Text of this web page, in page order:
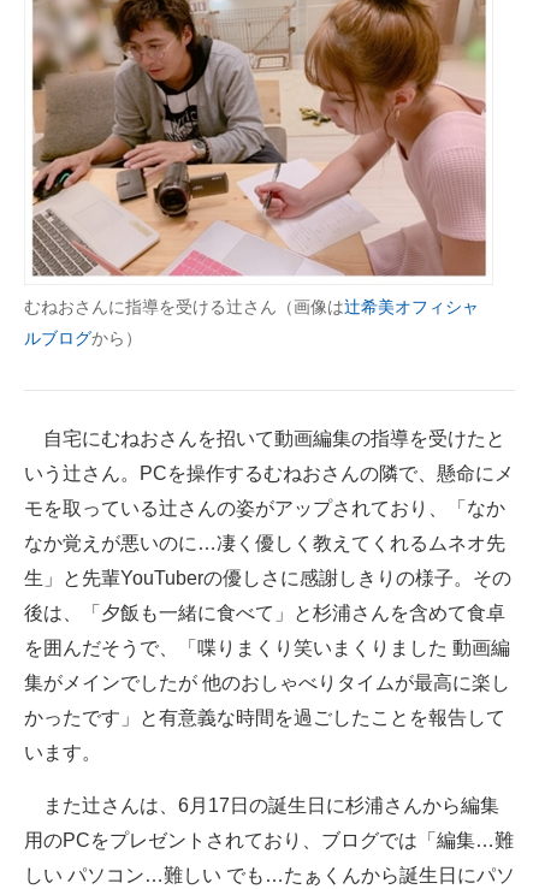
企業ITのトレンドを詳説
経営リーダーのコミュニティ
マーケ×ITの今がよく分かる
ITエンジニア向け専門サイト
企業向けIT製品の総合サイト
IT製品の技術・比較・事例
製造業のIT導入・活用を支援
電子設計の基本と応用
建設×テクノロジーの最前線
ちょっと気になるネットの話題
むねおさんに指導を受ける辻さん（画像は辻希美オフィシャ
ルブログから）
自宅にむねおさんを招いて動画編集の指導を受けたと
いう辻さん。PCを操作するむねおさんの隣で、懸命にメ
モを取っている辻さんの姿がアップされており、「なか
なか覚えが悪いのに…凄く優しく教えてくれるムネオ先
生」と先輩YouTuberの優しさに感謝しきりの様子。その
後は、「夕飯も一緒に食べて」と杉浦さんを含めて食卓
を囲んだそうで、「喋りまくり笑いまくりました 動画編
集がメインでしたが 他のおしゃべりタイムが最高に楽し
かったです」と有意義な時間を過ごしたことを報告して
います。
また辻さんは、6月17日の誕生日に杉浦さんから編集
用のPCをプレゼントされており、ブログでは「編集…難
しい パソコン…難しい でも…たぁくんから誕生日にパソ